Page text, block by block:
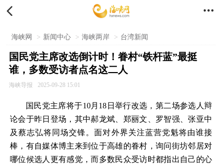
 
海峡网 > 新闻中心 > 海峡两岸 > 台湾新闻
国民党主席改选倒计时！眷村“铁杆蓝”最挺
谁，多数受访者点名这二人
海峡导报 2025-09-28 15:01
国民党主席将于10月18日举行改选，第二场参选人辩
论会于昨日登场，其中郝龙斌、郑丽文、罗智强、张亚中
及蔡志弘将同场交锋。面对外界关注蓝营党魁将由谁接
棒，有自媒体博主来到位于高雄的眷村，询问街坊邻居对
哪位候选人更有感觉，而多数民众受访时都指出自己的心